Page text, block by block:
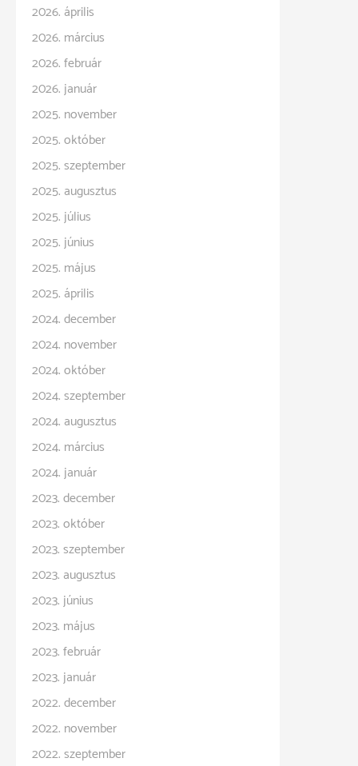
2026. április
2026. március
2026. február
2026. január
2025. november
2025. október
2025. szeptember
2025. augusztus
2025. július
2025. június
2025. május
2025. április
2024. december
2024. november
2024. október
2024. szeptember
2024. augusztus
2024. március
2024. január
2023. december
2023. október
2023. szeptember
2023. augusztus
2023. június
2023. május
2023. február
2023. január
2022. december
2022. november
2022. szeptember